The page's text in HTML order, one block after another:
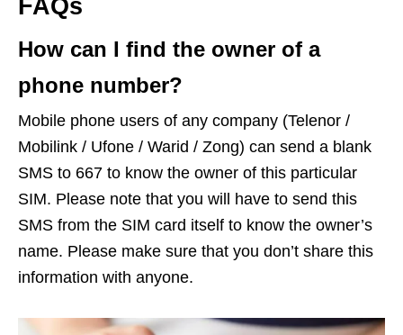
FAQs
How can I find the owner of a
phone number?
Mobile phone users of any company (Telenor /
Mobilink / Ufone / Warid / Zong) can send a blank
SMS to 667 to know the owner of this particular
SIM. Please note that you will have to send this
SMS from the SIM card itself to know the owner’s
name. Please make sure that you don’t share this
information with anyone.